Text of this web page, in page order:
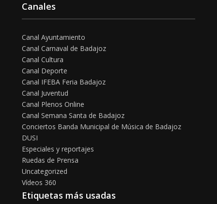
Canales
Canal Ayuntamiento
Canal Carnaval de Badajoz
Canal Cultura
Canal Deporte
Canal IFEBA Feria Badajoz
Canal Juventud
Canal Plenos Online
Canal Semana Santa de Badajoz
Conciertos Banda Municipal de Música de Badajoz
DUSI
Especiales y reportajes
Ruedas de Prensa
Uncategorized
Vídeos 360
Etiquetas más usadas